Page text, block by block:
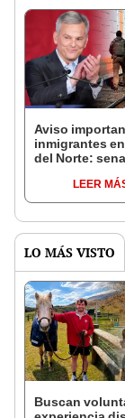
Aviso
inmigrantes
del Norte:
deportar a
LEER
LO MÁS VISTO
Buscan